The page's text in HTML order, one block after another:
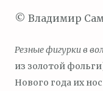
© Владимир
Резные фигурки в
из золотой
Нового года их